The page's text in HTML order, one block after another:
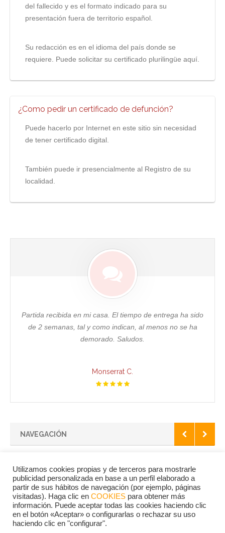
del fallecido y es el formato indicado para su
presentación fuera de territorio español.
Su redacción es en el idioma del país donde se
requiere. Puede solicitar su certificado plurilingüe aquí.
¿Como pedir un certificado de defunción?
Puede hacerlo por Internet en este sitio sin necesidad
de tener certificado digital.
También puede ir presencialmente al Registro de su
localidad.
Partida recibida en mi casa. El tiempo de entrega ha sido
de 2 semanas, tal y como indican, al menos no se ha
demorado. Saludos.
Monserrat C.
NAVEGACIÓN
PEDIR CERTIFICADO
Aviso Legal Privacidad
Utilizamos cookies propias y de terceros para mostrarle
publicidad personalizada en base a un perfil elaborado a
partir de sus hábitos de navegación (por ejemplo, páginas
visitadas). Haga clic en COOKIES para obtener más
información. Puede aceptar todas las cookies haciendo clic
en el botón «Aceptar» o configurarlas o rechazar su uso
haciendo clic en "configurar".